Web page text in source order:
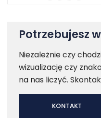
Potrzebujesz
Niezależnie czy
wizualizację czy
na nas liczyć.
KONTAKT